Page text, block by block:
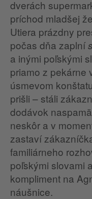
dverách
príchod mladšej
Utiera prázdny
počas dňa zaplní
a inými poľskými
priamo z pekárne
úsmevom
prišli – stáli
dodávok
neskôr a v
zastaví
familiárneho
poľskými slovami
kompliment na
náušnice.